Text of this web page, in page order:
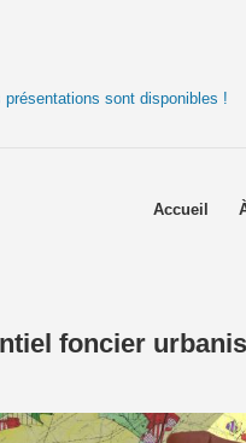
présentations sont disponibles !
Accueil
foncier